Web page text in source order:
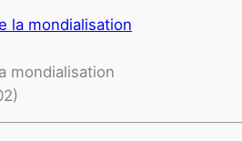
mondialisation